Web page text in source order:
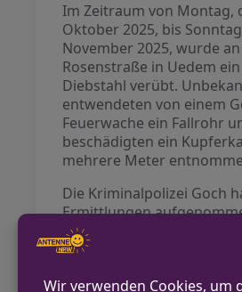
Im Zeitraum von Montag,
Oktober 2025, bis
November 2025, wurde
Rosenstraße in Uedem
Diebstahl verübt.
entwendeten von einem
Feuerwache ein Fallrohr
beschädigten ein
mehrere Meter
Die Kriminalpolizei Goch
Ermittlungen
nach Hinweisen aus der